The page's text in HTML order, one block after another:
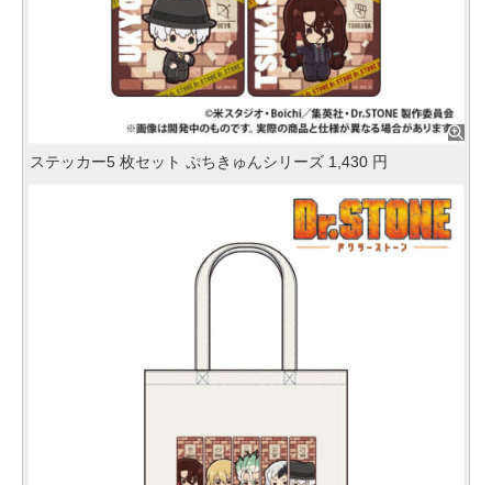
ステッカー5 枚セット ぷちきゅんシリーズ 1,430 円